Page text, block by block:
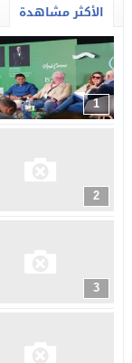
الأكثر مشاهدة
1
2
3